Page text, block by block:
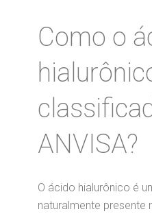
Como o
ANVISA?
O ácido hialurônico é
naturalmente presente